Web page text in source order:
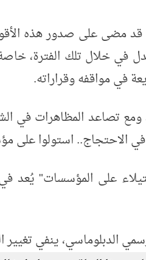
مضى على صدور هذه
في خلال تلك الفترة،
في مواقفه وقراراته.
الحالي، ومع تصاعد
في الاحتجاج.. استولوا
على المؤسسات" يُعد
الدبلوماسي، ينفي تغيير